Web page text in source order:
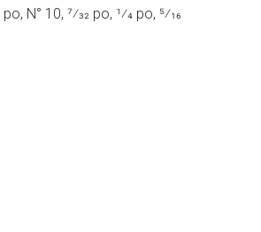
N° 10, 7⁄32 po, 1⁄4 po, 5⁄16